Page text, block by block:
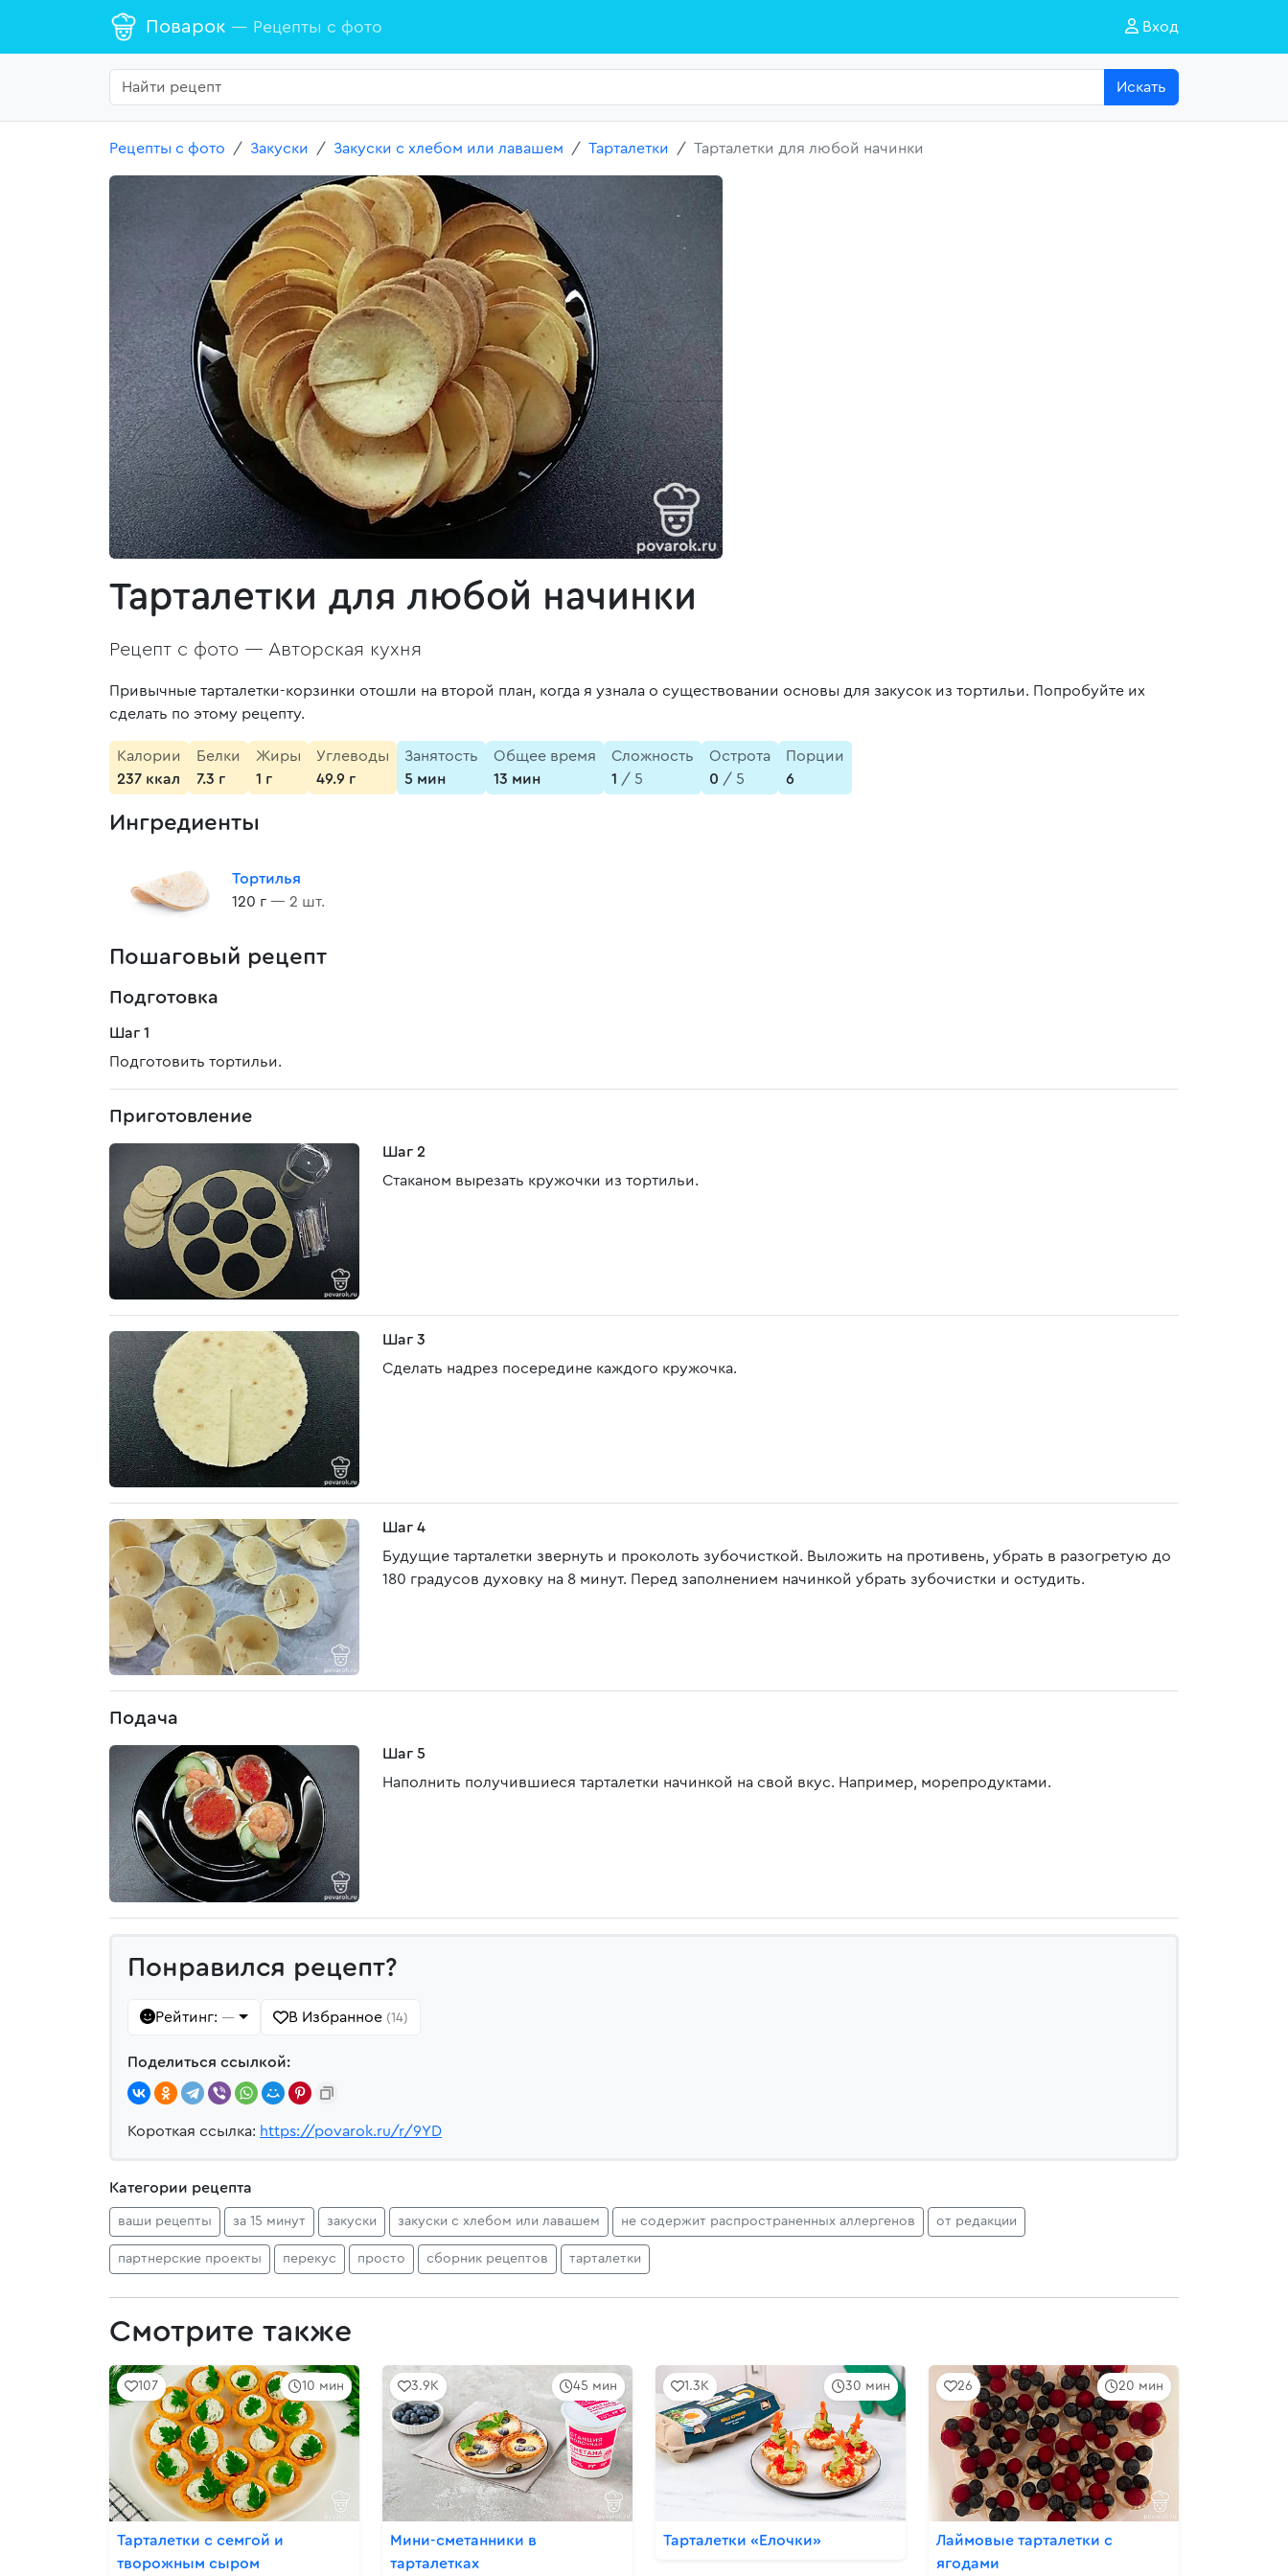
Поварок — Рецепты с фото Вход
Искать
Рецепты с фото Закуски Закуски с хлебом или лавашем Тарталетки Тарталетки для любой начинки
Тарталетки для любой начинки
Рецепт с фото — Авторская кухня
Привычные тарталетки-корзинки отошли на второй план, когда я узнала о существовании основы для закусок из тортильи. Попробуйте их
сделать по этому рецепту.
Калории
237 ккал
Белки
7.3 г
Жиры
1 г
Углеводы
49.9 г
Занятость
5 мин
Общее время
13 мин
Сложность
1 / 5
Острота
0 / 5
Порции
6
Ингредиенты
Тортилья
120 г — 2 шт.
Пошаговый рецепт
Подготовка
Шаг 1
Подготовить тортильи.
Приготовление
Шаг 2
Стаканом вырезать кружочки из тортильи.
Шаг 3
Сделать надрез посередине каждого кружочка.
Шаг 4
Будущие тарталетки звернуть и проколоть зубочисткой. Выложить на противень, убрать в разогретую до
180 градусов духовку на 8 минут. Перед заполнением начинкой убрать зубочистки и остудить.
Подача
Шаг 5
Наполнить получившиеся тарталетки начинкой на свой вкус. Например, морепродуктами.
Понравился рецепт?
Рейтинг: — В Избранное (14)
Поделиться ссылкой:
Короткая ссылка: https://povarok.ru/r/9YD
Категории рецепта
ваши рецепты за 15 минут закуски закуски с хлебом или лавашем не содержит распространенных аллергенов от редакции
партнерские проекты перекус просто сборник рецептов тарталетки
Смотрите также
10 мин
107
Тарталетки с семгой и
творожным сыром
45 мин
3.9K
Мини-сметанники в
тарталетках
30 мин
1.3K
Тарталетки «Елочки»
20 мин
26
Лаймовые тарталетки с
ягодами